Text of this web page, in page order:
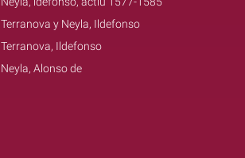
Terranova y Neyla, Ildefonso
Terranova, Ildefonso
Neyla, Alonso de